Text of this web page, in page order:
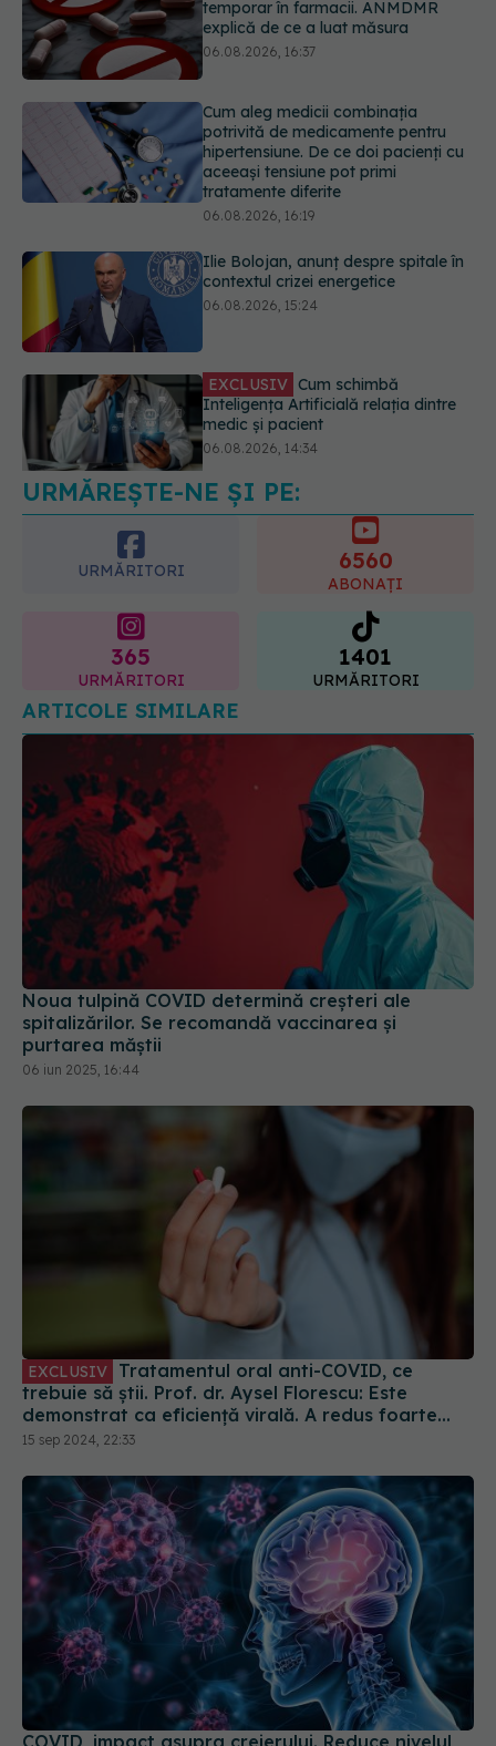
Cum aleg medicii combinația
potrivită de medicamente pentru
hipertensiune. De ce doi pacienți cu
06.08.2026, 16:19
Ilie Bolojan, anunț despre spitale în
contextul crizei energetice
06.08.2026, 15:24
EXCLUSIV Cum schimbă
Inteligența Artificială relația dintre
Greșeala pe care milioane de femei
o fac când își cumpără sutien. Un
medic explică metoda corectă
06.08.2026, 18:08
URMĂREȘTE-NE ȘI PE:
URMĂRITORI 6560
ABONAȚI
365
URMĂRITORI
1401
URMĂRITORI
ARTICOLE SIMILARE
Noua tulpină COVID determină creșteri ale
spitalizărilor. Se recomandă vaccinarea și
purtarea măștii
06 iun 2025, 16:44
EXCLUSIV
trebuie să știi. Prof. dr. Aysel Florescu: Este
demonstrat ca eficiență virală. A redus foarte
mult riscul de spitalizare
15 sep 2024, 22:33
COVID, impact asupra creierului. Reduce nivelul